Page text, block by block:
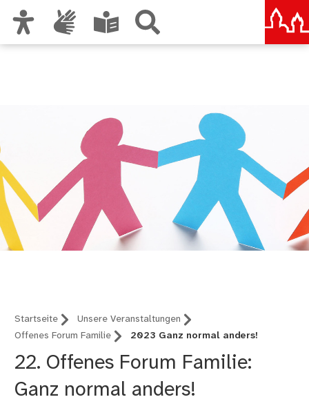
Startseite
Unsere Veranstaltungen
Offenes Forum Familie
2023 Ganz normal anders!
22. Offenes Forum Familie:
Ganz normal anders!